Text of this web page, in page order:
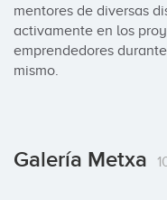
mentores de diversas
activamente en los
emprendedores
mismo.
Galería Metxa